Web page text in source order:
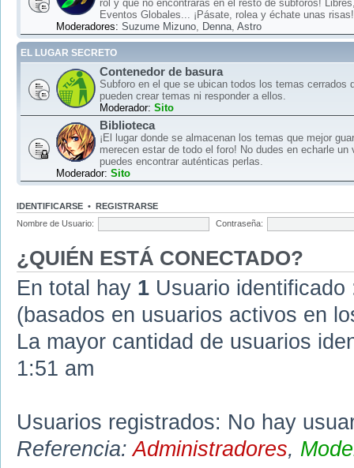
rol y que no encontrarás en el resto de subforos!
Eventos Globales... ¡Pásate, rolea y échate unas risas!
Moderadores: Suzume Mizuno Denna Astro
EL LUGAR SECRETO
Contenedor de basura
Subforo en el que se ubican todos los temas cerrados
pueden crear temas ni responder a ellos.
Moderador: Sito
Biblioteca
¡El lugar donde se almacenan los temas que mejor
merecen estar de todo el foro! No dudes en echarle un
puedes encontrar auténticas perlas.
Moderador: Sito
IDENTIFICARSE • REGISTRARSE
Nombre de Usuario:
Contraseña:
¿QUIÉN ESTÁ CONECTADO?
En total hay 1 Usuario
(basados en usuarios activos en
La mayor cantidad de usuarios
1:51 am
Usuarios registrados: No hay
Referencia:Administradores,